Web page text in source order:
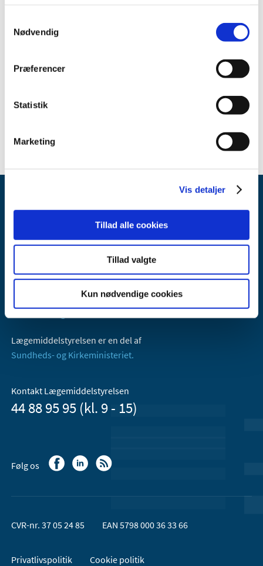
Nødvendig
Præferencer
Statistik
Marketing
Vis detaljer
Tillad alle cookies
Tillad valgte
Kun nødvendige cookies
juni (1)
2008 (2)
2006 (2)
Lægemiddelstyrelsen
Axel Heides Gade 1
2300 København S
Lægemiddelstyrelsen er en del af
Sundheds- og Kirkeministeriet.
Kontakt Lægemiddelstyrelsen
44 88 95 95 (kl. 9 - 15)
Følg os
CVR-nr. 37 05 24 85 EAN 5798 000 36 33 66
Privatlivspolitik
Cookie politik